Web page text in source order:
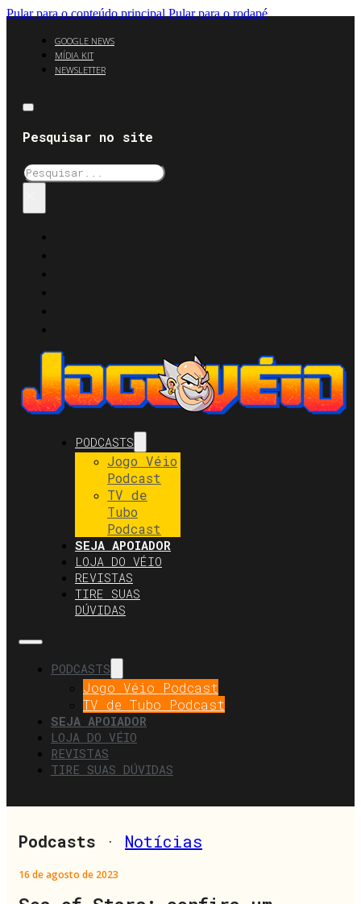
Pular para o conteúdo principal Pular para o rodapé
GOOGLE NEWS
MÍDIA KIT
NEWSLETTER
Pesquisar no site
Pesquisar
PODCASTS
Jogo Véio
Podcast
TV de
Tubo
Podcast
SEJA APOIADOR
LOJA DO VÉIO
REVISTAS
TIRE SUAS
DÚVIDAS
PODCASTS
Jogo Véio Podcast
TV de Tubo Podcast
SEJA APOIADOR
LOJA DO VÉIO
REVISTAS
TIRE SUAS DÚVIDAS
Podcasts · Notícias
16 de agosto de 2023